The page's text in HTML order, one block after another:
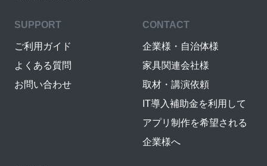
SUPPORT
ご利用ガイド
よくある質問
お問い合わせ
CONTACT
企業様・自治体様
家具関連会社様
取材・講演依頼
IT導入補助金を利用して
アプリ制作を希望される
企業様へ